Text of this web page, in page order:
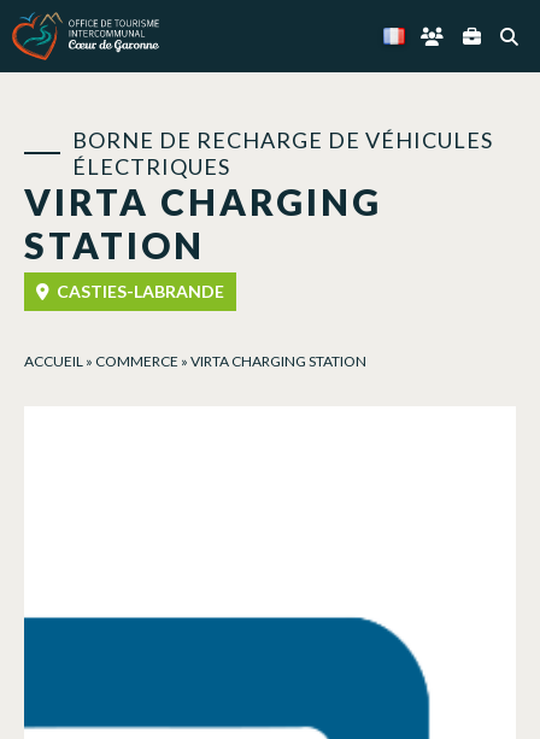
VIRTA CHARGING
STATION
BORNE DE RECHARGE DE VÉHICULES
ÉLECTRIQUES
CASTIES-LABRANDE
ACCUEIL » COMMERCE » VIRTA CHARGING STATION
Panneau de gestion des cookies